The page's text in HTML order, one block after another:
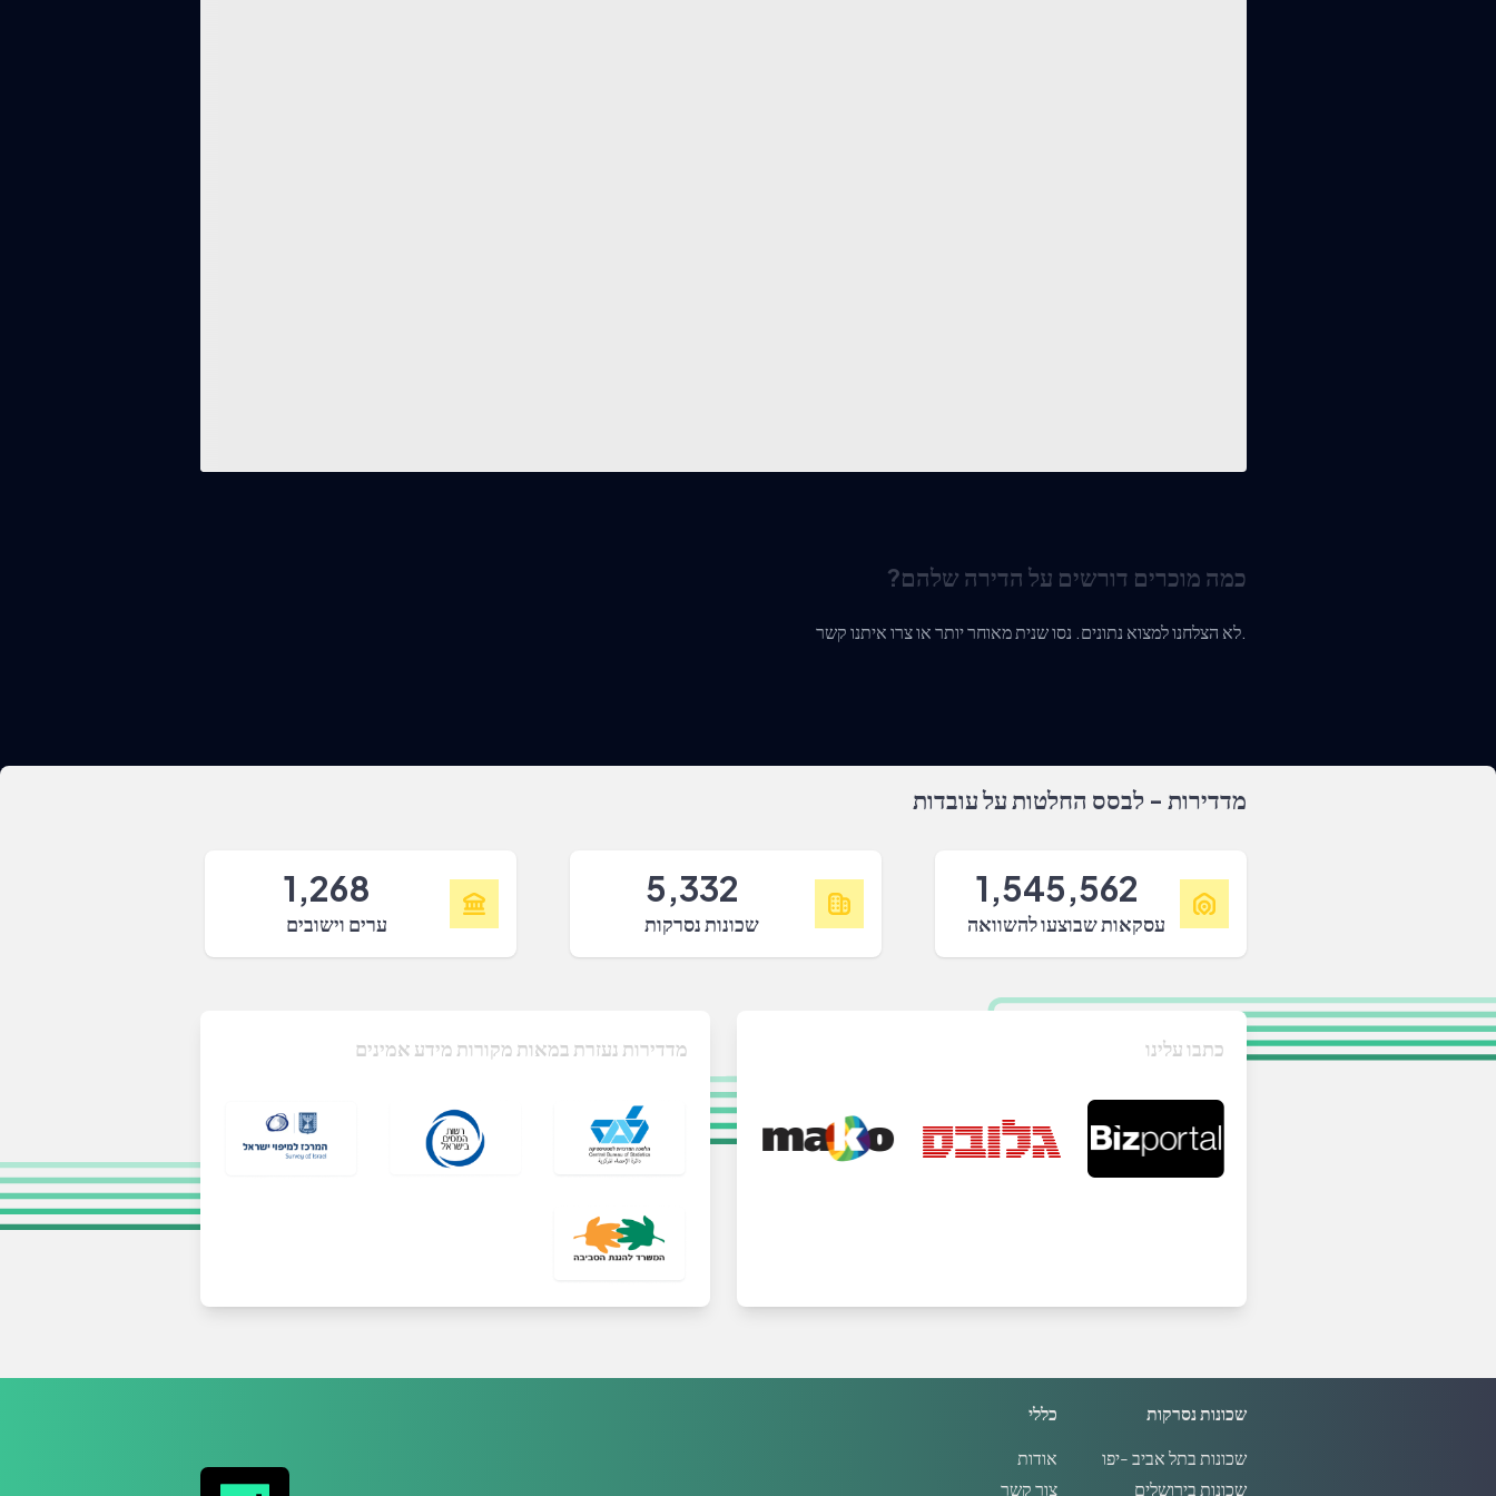
כמה מוכרים דורשים על הדירה שלהם?
לא הצלחנו למצוא נתונים. נסו שנית מאוחר יותר או צרו איתנו קשר.
מדדירות - לבסס החלטות על עובדות
1,268
ערים וישובים
5,332
שכונות נסרקות
1,545,562
עסקאות שבוצעו להשוואה
מדדירות נעזרת במאות מקורות מידע אמינים כתבו עלינו
כללי
אודות
צור קשר
שכונות נסרקות
שכונות בתל אביב -יפו
שכונות בירושלים